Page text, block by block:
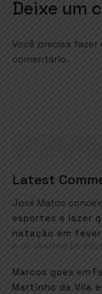
Deixe um
Você precisa fazer
comentário.
Latest
José Matos
esportes e lazer
natação em
6 DE JANEIRO DE 2021
Marcos goes em
Martinho da Vila